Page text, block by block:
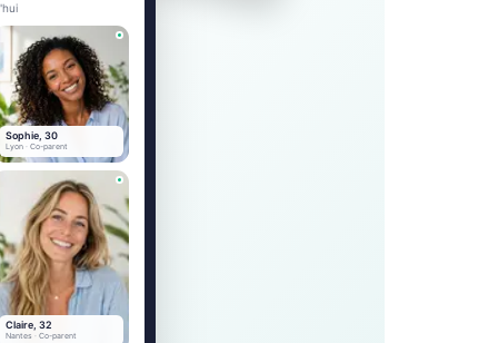
Sophie, 30
Lyon · Co-parent
Claire, 32
Nantes · Co-parent